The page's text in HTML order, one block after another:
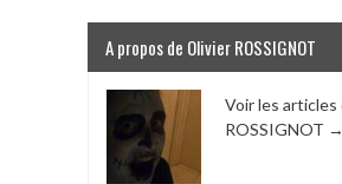
A propos de Olivier ROSSIGNOT
Voir les articles
ROSSIGNOT →